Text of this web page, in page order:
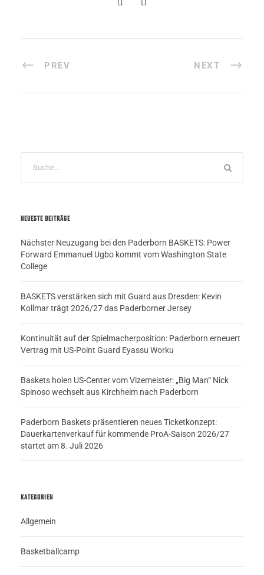
PREV NEXT
NEUESTE BEITRÄGE
Nächster Neuzugang bei den Paderborn BASKETS: Power
Forward Emmanuel Ugbo kommt vom Washington State
College
BASKETS verstärken sich mit Guard aus Dresden: Kevin
Kollmar trägt 2026/27 das Paderborner Jersey
Kontinuität auf der Spielmacherposition: Paderborn erneuert
Vertrag mit US-Point Guard Eyassu Worku
Baskets holen US-Center vom Vizemeister: „Big Man“ Nick
Spinoso wechselt aus Kirchheim nach Paderborn
Paderborn Baskets präsentieren neues Ticketkonzept:
Dauerkartenverkauf für kommende ProA-Saison 2026/27
startet am 8. Juli 2026
KATEGORIEN
Allgemein
Basketballcamp